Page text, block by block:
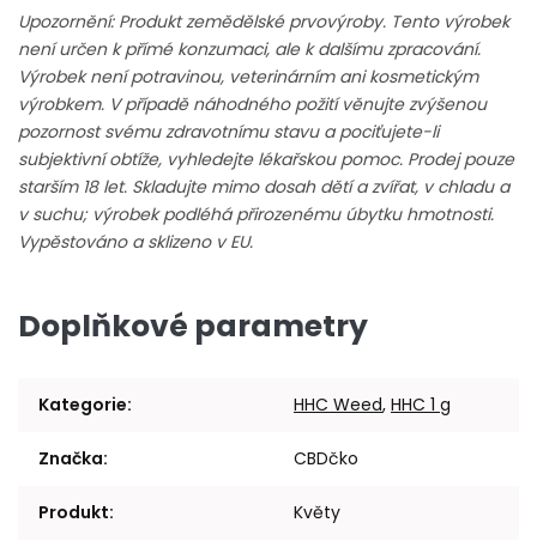
Upozornění: Produkt zemědělské prvovýroby. Tento výrobek
není určen k přímé konzumaci, ale k dalšímu zpracování.
Výrobek není potravinou, veterinárním ani kosmetickým
výrobkem. V případě náhodného požití věnujte zvýšenou
pozornost svému zdravotnímu stavu a pociťujete-li
subjektivní obtíže, vyhledejte lékařskou pomoc. Prodej pouze
starším 18 let. Skladujte mimo dosah dětí a zvířat, v chladu a
v suchu; výrobek podléhá přirozenému úbytku hmotnosti.
Vypěstováno a sklizeno v EU.
Doplňkové parametry
Kategorie: HHC Weed, HHC 1 g
Značka: CBDčko
Produkt: Květy